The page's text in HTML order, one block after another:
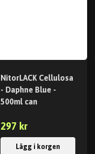
NitorLACK Cellulosa
- Daphne Blue -
500ml can
297 kr
Lägg i korgen